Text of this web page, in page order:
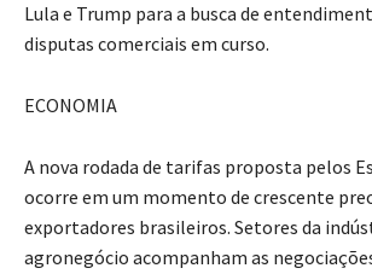
Lula e Trump para a busca de
disputas comerciais em curso.
ECONOMIA
A nova rodada de tarifas proposta pelos
ocorre em um momento de crescente
exportadores brasileiros. Setores da
agronegócio acompanham as